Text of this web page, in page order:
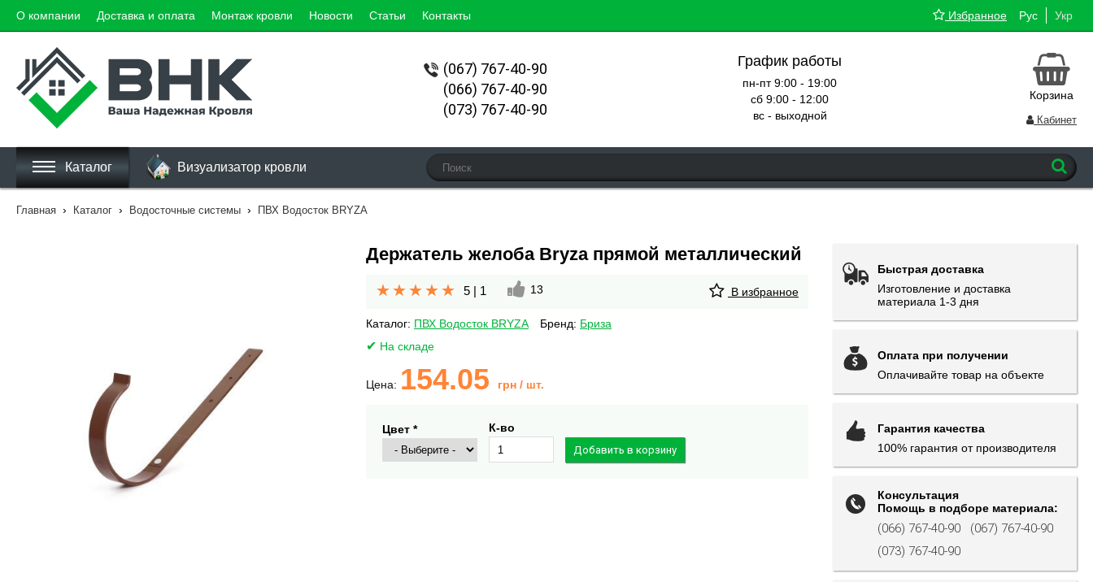
Рус Укр
Избранное
О компании Доставка и оплата Монтаж кровли Новости Статьи Контакты
(067) 767-40-90
(066) 767-40-90
(073) 767-40-90
График работы
пн-пт 9:00 - 19:00
сб 9:00 - 12:00
вс - выходной
Корзина
Кабинет
Каталог Визуализатор кровли
Главная › Каталог › Водосточные системы › ПВХ Водосток BRYZA
Держатель желоба Bryza прямой металлический
5 | 1 13 В избранное
Каталог: ПВХ Водосток BRYZA Бренд: Бриза
На складе
Цена: 154.05 грн / шт.
Цвет * К-во
Быстрая доставка
Изготовление и доставка
материала 1-3 дня
Оплата при получении
Оплачивайте товар на объекте
Гарантия качества
100% гарантия от производителя
Консультация
Помощь в подборе материала:
(066) 767-40-90
(067) 767-40-90
(073) 767-40-90